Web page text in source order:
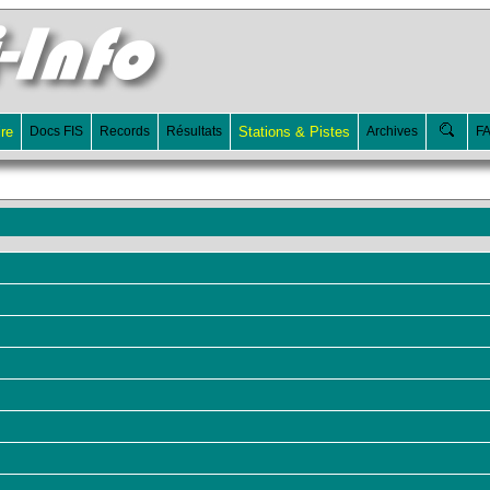
Docs FIS Records Résultats Stations & Pistes Archives